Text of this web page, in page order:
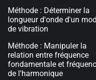
Méthode : Déterminer la
longueur d'onde d'un
de vibration
Méthode : Manipuler la
relation entre fréquence
fondamentale et
de l'harmonique